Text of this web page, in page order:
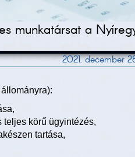
munkatársat a
2021. december
teljes körű ügyintézés,
tartása,